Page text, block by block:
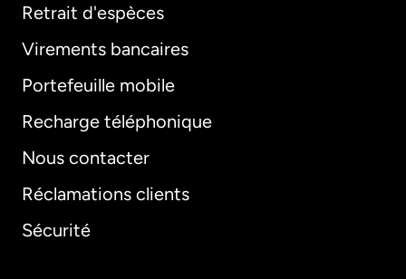
Retrait d'espèces
Virements bancaires
Portefeuille mobile
Recharge téléphonique
Nous contacter
Réclamations clients
Sécurité